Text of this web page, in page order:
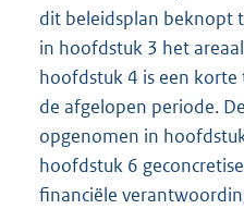
dit beleidsplan beknopt
in hoofdstuk 3 het
hoofdstuk 4 is een
de afgelopen periode.
opgenomen in
hoofdstuk 6
financiële